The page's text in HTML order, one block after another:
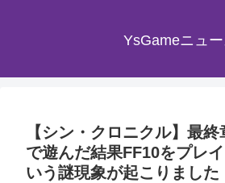
YsGameニュー
【シン・クロニクル】最
で遊んだ結果FF10をプレ
いう謎現象が起こりました